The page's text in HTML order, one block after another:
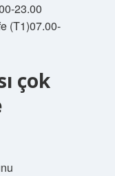
23.00
(T1)07.00-
çok